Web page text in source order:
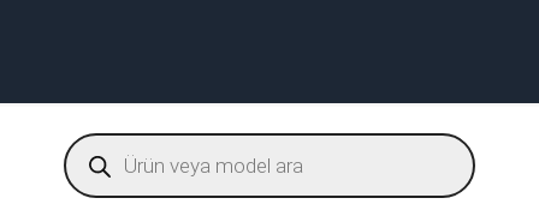
Products
search